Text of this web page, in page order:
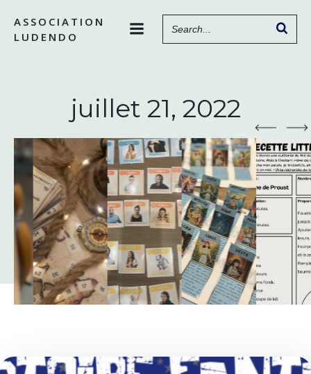
contenu
ASSOCIATION
LUDENDO
juillet 21, 2022